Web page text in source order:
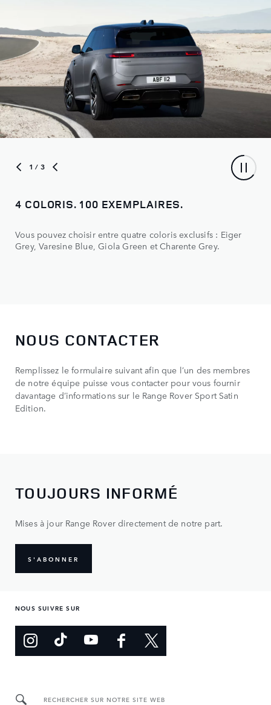
1 / 3
4 COLORIS. 100 EXEMPLAIRES.
Vous pouvez choisir entre quatre coloris exclusifs : Eiger
Grey, Varesine Blue, Giola Green et Charente Grey.
NOUS CONTACTER
Remplissez le formulaire suivant afin que l’un des membres
de notre équipe puisse vous contacter pour vous fournir
davantage d’informations sur le Range Rover Sport Satin
Edition.
TOUJOURS INFORMÉ
Mises à jour Range Rover directement de notre part.
S'ABONNER
NOUS SUIVRE SUR
RECHERCHER SUR NOTRE SITE WEB